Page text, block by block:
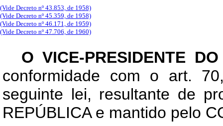
(Vide Decreto nº 43.853, de 1958)
(Vide Decreto nº 45.359, de 1958)
(Vide Decreto nº 46.171, de 1959)
(Vide Decreto nº 47.706, de 1960)
O VICE-PRESIDENTE
conformidade com o art.
seguinte lei, resultante de
REPÚBLICA e mantido pelo